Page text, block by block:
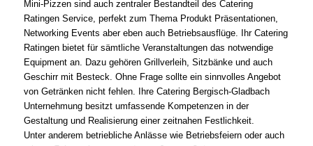
Mini-Pizzen sind auch zentraler Bestandteil des Catering
Ratingen Service, perfekt zum Thema Produkt Präsentationen,
Networking Events aber eben auch Betriebsausflüge. Ihr Catering
Ratingen bietet für sämtliche Veranstaltungen das notwendige
Equipment an. Dazu gehören Grillverleih, Sitzbänke und auch
Geschirr mit Besteck. Ohne Frage sollte ein sinnvolles Angebot
von Getränken nicht fehlen. Ihre Catering Bergisch-Gladbach
Unternehmung besitzt umfassende Kompetenzen in der
Gestaltung und Realisierung einer zeitnahen Festlichkeit.
Unter anderem betriebliche Anlässe wie Betriebsfeiern oder auch